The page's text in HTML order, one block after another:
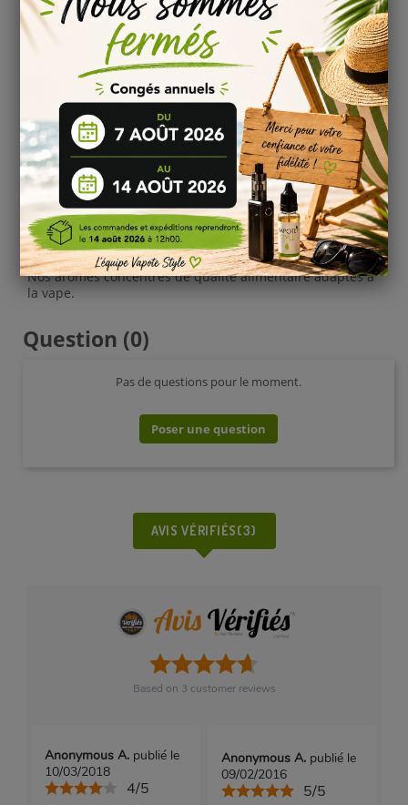
Dosage préconisé:
À partir de 10 gouttes pour 10 ml de préparation suivant
le goût souhaité.
Conseils d’utilisation :
Arôme à diluer dans vos bases PG et VG
Ne pas consommer en l'état.
Stocker à l'abri de la chaleur et des UV
Agiter avant usage
Nous garantissons à nos clients des arômes concentrés
de haute qualité, sans diacétyle, sans eau, sans colorant
sans sucre ajouté conditionnés hermétiquement dans
des flacons de 10ml équipés d'un bouchon sécurité
enfant répondant aux normes.
Nos arômes concentrés de qualité alimentaire adaptés à
la vape.
Question (0)
Pas de questions pour le moment.
Poser une question
AVIS VÉRIFIÉS(3)
Based on 3 customer reviews
Anonymous A. publié le
10/03/2018
4/5
Anonymous A. publié le
09/02/2016
5/5